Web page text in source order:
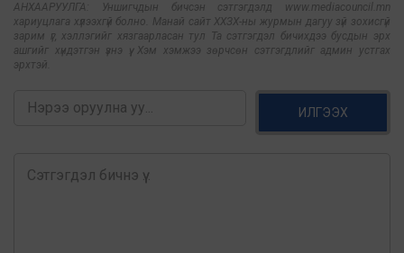
АНХААРУУЛГА: Уншигчдын бичсэн сэтгэгдэлд www.mediacouncil.mn
хариуцлага хүлээхгүй болно. Манай сайт ХХЗХ-ны журмын дагуу зүй зохисгүй
зарим үг, хэллэгийг хязгаарласан тул Та сэтгэгдэл бичихдээ бусдын эрх
ашгийг хүндэтгэн үзнэ үү. Хэм хэмжээ зөрчсөн сэтгэгдлийг админ устгах
эрхтэй.
ИЛГЭЭХ